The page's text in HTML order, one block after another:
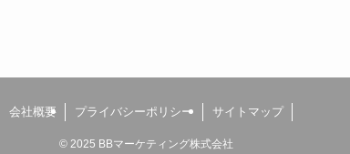
会社概要 プライバシーポリシー サイトマップ
©2025 BBマーケティング株式会社